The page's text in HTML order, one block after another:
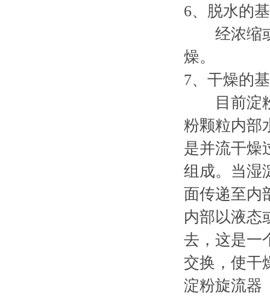
6、脱水的
经浓缩或
燥。
7、干燥的
目前淀粉
粉颗粒内部
是并流干燥
组成。当湿
面传递至内
内部以液态
去，这是一
交换，使干
淀粉旋流器